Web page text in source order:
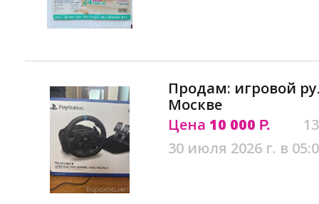
Продам: игровой
Москве
Цена 10 000 Р.
30 июля 2026 г. в